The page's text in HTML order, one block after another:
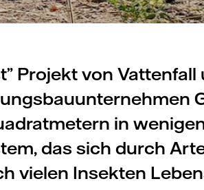
Projekt von Vattenfall
in
das sich durch
vielen Insekten